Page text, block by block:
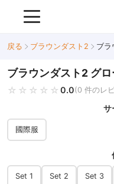
戻る ブラウンダスト2
ブラウンダスト2 グ
☆☆☆☆☆
★★★★★ 0.0(0 件のレ
サ
國際服
Set 1 Set 2 Set 3